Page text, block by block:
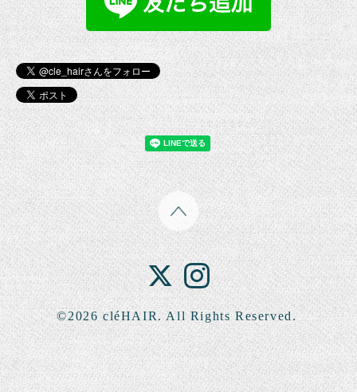
©2026cléHAIR. All Rights Reserved.